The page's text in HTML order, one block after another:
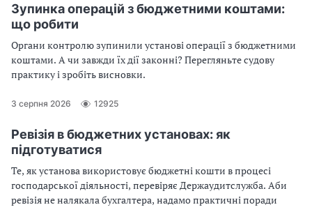
Зупинка операцій з бюджетними коштами:
що робити
Органи контролю зупинили установі операції з бюджетними
коштами. А чи завжди їх дії законні? Перегляньте судову
практику і зробіть висновки.
3 серпня 2026 12925
Ревізія в бюджетних установах: як
підготуватися
Те, як установа використовує бюджетні кошти в процесі
господарської діяльності, перевіряє Держаудитслужба. Аби
ревізія не налякала бухгалтера, надамо практичні поради